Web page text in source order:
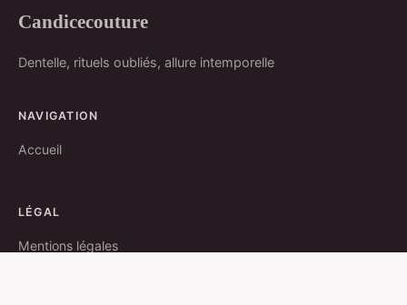
Candicecouture
Dentelle, rituels oubliés, allure intemporelle
NAVIGATION
Accueil
LÉGAL
Mentions légales